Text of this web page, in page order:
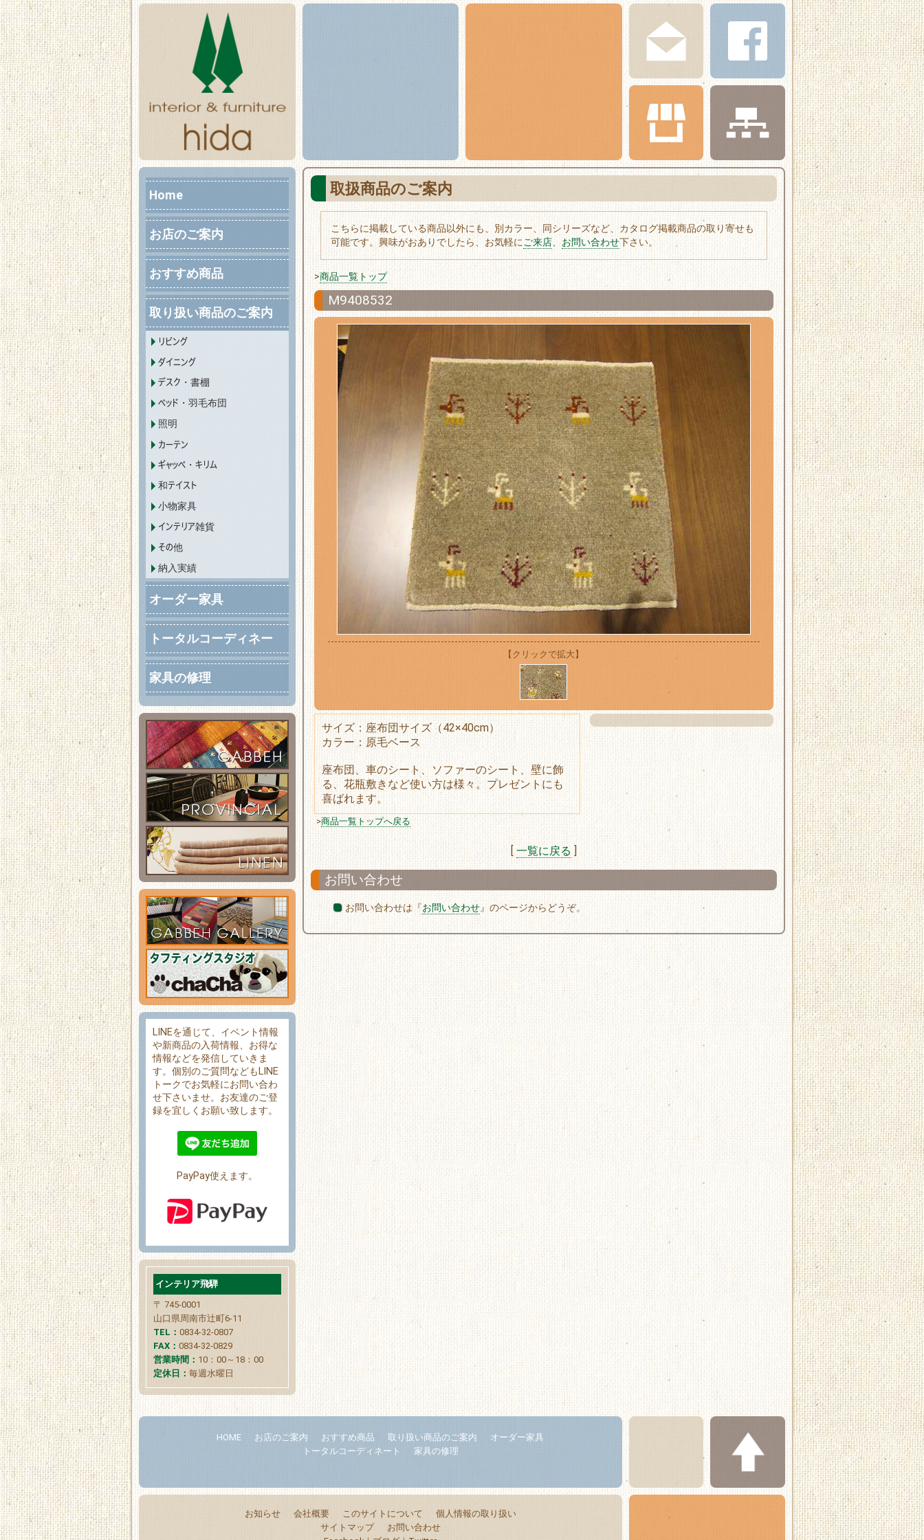
取扱商品のご案内
こちらに掲載している商品以外にも、別カラー、同シリーズなど、カタログ掲載商品の取り寄せも
可能です。興味がおありでしたら、お気軽にご来店、 お問い合わせ下さい。
>商品一覧トップ
M9408532
【クリックで拡大】
サイズ：座布団サイズ（42×40cm）
カラー：原毛ベース
座布団、車のシート、ソファーのシート、壁に飾
る、花瓶敷きなど使い方は様々。プレゼントにも
喜ばれます。
>商品一覧トップへ戻る
一覧に戻る
お問い合わせ
お問い合わせは『お問い合わせ』のページからどうぞ。
Home
お店のご案内
おすすめ商品
取り扱い商品のご案内
リビング
ダイニング
デスク・書棚
ベッド・羽毛布団
照明
カーテン
ギャッベ・キリム
和テイスト
小物家具
インテリア雑貨
その他
納入実績
オーダー家具
トータルコーディネー
ト
家具の修理
LINEを通じて、イベント情報
や新商品の入荷情報、お得な
情報などを発信していきま
す。個別のご質問などもLINE
トークでお気軽にお問い合わ
せ下さいませ。お友達のご登
録を宜しくお願い致します。
PayPay使えます。
インテリア飛騨
〒 745-0001
山口県周南市辻町6-11
TEL： 0834-32-0807
FAX： 0834-32-0829
営業時間： 10：00～18：00
定休日： 毎週水曜日
HOME お店のご案内 おすすめ商品 取り扱い商品のご案内
オーダー家具
トータルコーディネート
家具の修理
お知らせ 会社概要 このサイトについて
個人情報の取り扱い
サイトマップ
お問い合わせ